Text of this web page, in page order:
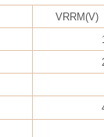
VRRM(V)